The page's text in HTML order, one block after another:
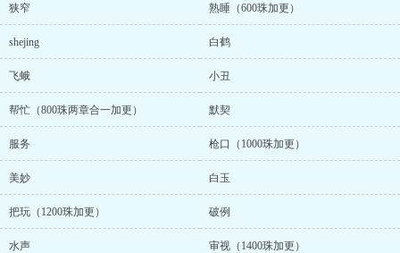
狭窄 熟睡（600珠加更）
shejing 白鹤
飞蛾 小丑
帮忙（800珠两章合一加更） 默契
服务 枪口（1000珠加更）
美妙 白玉
把玩（1200珠加更） 破例
水声 审视（1400珠加更）